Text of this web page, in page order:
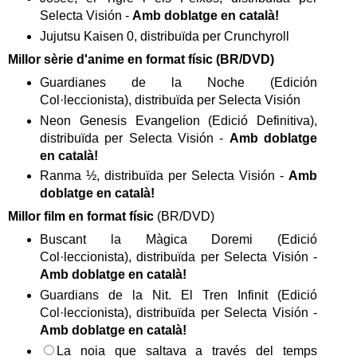
Selecta Visión - Amb doblatge en català!
Jujutsu Kaisen 0, distribuïda per Crunchyroll
Millor sèrie d'anime en format físic (BR/DVD)
Guardianes de la Noche (Edición
Col·leccionista), distribuïda per Selecta Visión
Neon Genesis Evangelion (Edició Definitiva),
distribuïda per Selecta Visión - Amb doblatge
en català!
Ranma ½, distribuïda per Selecta Visión -Amb
doblatge en català!
Millor film en format físic (BR/DVD)
Buscant la Màgica Doremi (Edició
Col·leccionista), distribuïda per Selecta Visión -
Amb doblatge en català!
Guardians de la Nit. El Tren Infinit (Edició
Col·leccionista), distribuïda per Selecta Visión -
Amb doblatge en català!
La noia que saltava a través del temps